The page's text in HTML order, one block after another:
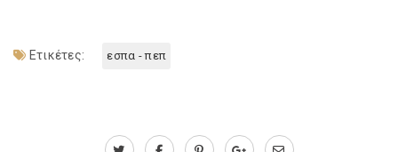
Ετικέτες: εσπα - πεπ